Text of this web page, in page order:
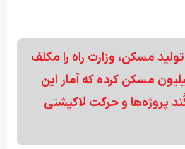
مسکن، وزارت راه را مکلف
مسکن کرده که آمار این
پروژه‌ها و حرکت لاکپشتی